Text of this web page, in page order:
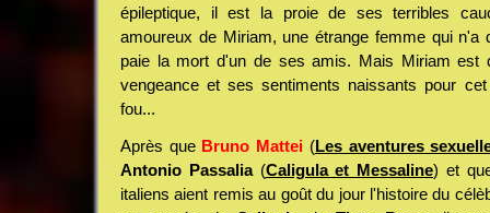
épileptique, il est la proie de ses terribles
amoureux de Miriam, une étrange femme qui n'a
paie la mort d'un de ses amis. Mais Miriam est
vengeance et ses sentiments naissants pour
fou...
Après que Bruno Mattei (Les aventures
Antonio Passalia(Caligula et Messaline) et
italiens aient remis au goût du jour l'histoire du